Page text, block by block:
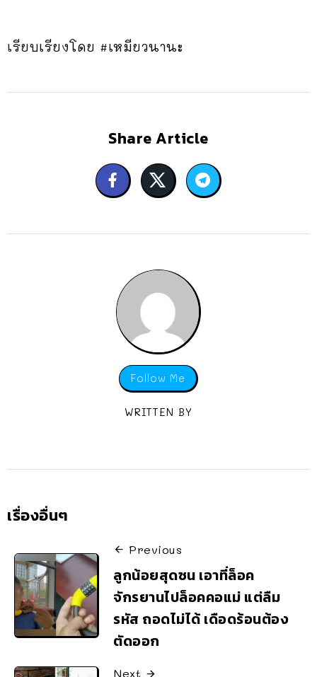
เรียบเรียงโดย #เหมียวนานะ
Share Article
Follow Me
WRITTEN BY
เรื่องอื่นๆ
Previous
ลูกน้อยสุดซน เอาที่ล็อค
จักรยานไปล็อคคอแม่ แต่ลืม
รหัส ถอดไม่ได้ เดือดร้อนต้อง
ตัดออก
Next